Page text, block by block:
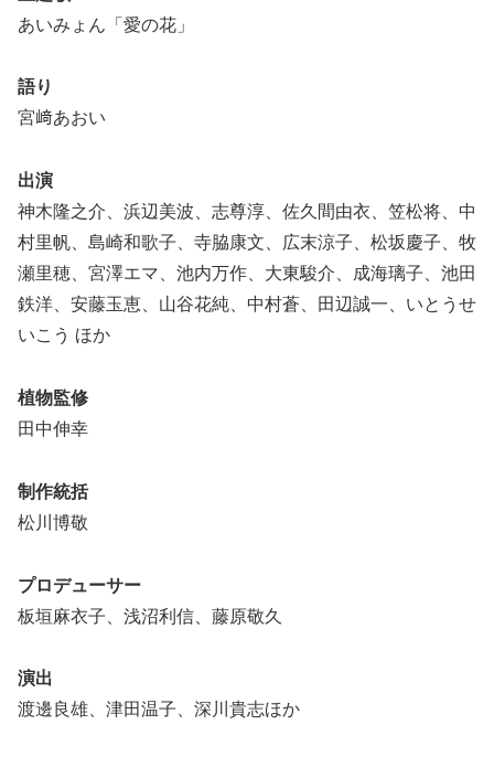
あいみょん「愛の花」
語り
宮﨑あおい
出演
神木隆之介、浜辺美波、志尊淳、佐久間由衣、笠松将、中
村里帆、島崎和歌子、寺脇康文、広末涼子、松坂慶子、牧
瀬里穂、宮澤エマ、池内万作、大東駿介、成海璃子、池田
鉄洋、安藤玉恵、山谷花純、中村蒼、田辺誠一、いとうせ
いこう ほか
植物監修
田中伸幸
制作統括
松川博敬
プロデューサー
板垣麻衣子、浅沼利信、藤原敬久
演出
渡邊良雄、津田温子、深川貴志ほか